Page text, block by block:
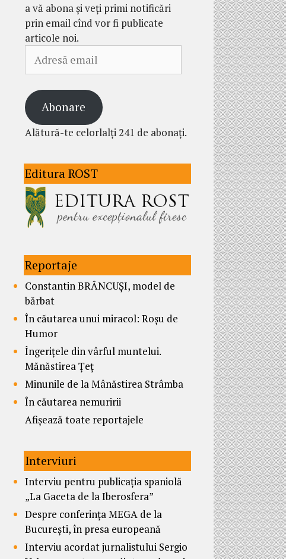
a vă abona și veți primi notificări
prin email cînd vor fi publicate
articole noi.
email
Abonare
Alătură-te celorlalți 241 de abonați.
Editura ROST
Reportaje
Constantin BRÂNCUȘI, model de
bărbat
În căutarea unui miracol: Roșu de
Humor
Îngerițele din vârful muntelui.
Mănăstirea Țeț
Minunile de la Mânăstirea Strâmba
În căutarea nemuririi
Afișează toate reportajele
Interviuri
Interviu pentru publicația spaniolă
„La Gaceta de la Iberosfera”
Despre conferința MEGA de la
București, în presa europeană
Interviu acordat jurnalistului Sergio